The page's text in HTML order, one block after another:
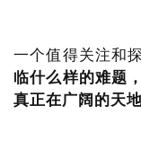
一个值得关注和
临什么样的难题
真正在广阔的天